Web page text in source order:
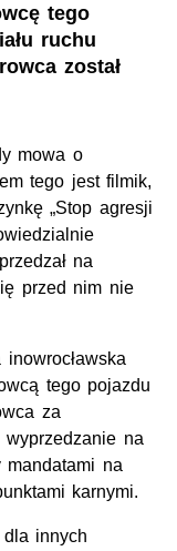
tego
ruchu
został
mowa o
tego jest filmik,
„Stop agresji
na
przed nim nie
tego pojazdu
za
wyprzedzanie na
mandatami na
karnymi.
dla innych